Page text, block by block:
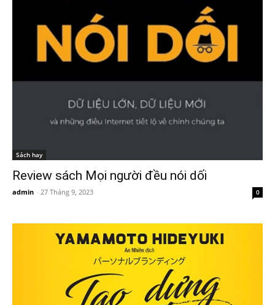
Sách hay
Review sách Mọi người đều nói dối
admin - 27 Tháng 9, 2023 0